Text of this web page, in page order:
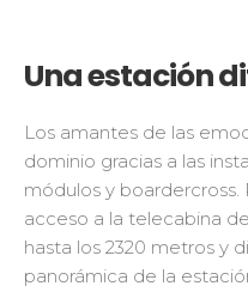
Una estación
Los amantes de las
dominio gracias a las
módulos y boardercross.
acceso a la telecabina
hasta los 2320 metros y
panorámica de la